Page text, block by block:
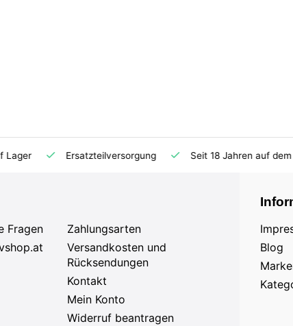
Ersatzteilversorgung Seit 18 Jahren auf dem
Fragen
Zahlungsarten
Versandkosten und
Rücksendungen
Kontakt
Mein Konto
Widerruf beantragen
Blog